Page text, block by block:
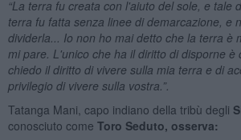
“La terra fu creata con l'aiuto del sole, e tale
terra fu fatta senza linee di demarcazione, e
dividerla... Io non ho mai detto che la terra è
mi pare. L'unico che ha il diritto di disporne è
chiedo il diritto di vivere sulla mia terra e di
privilegio di vivere sulla vostra.”.
Tatanga Mani, capo indiano della tribù degli
conosciuto come Toro Seduto, osserva: